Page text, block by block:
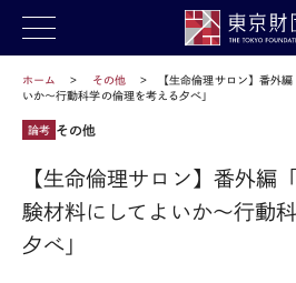
ホーム その他
【生命倫理サロン】番外
いか～行動科学の倫理を考える夕べ」
論考 その他
【生命倫理サロン】番外編
験材料にしてよいか～行動
夕べ」